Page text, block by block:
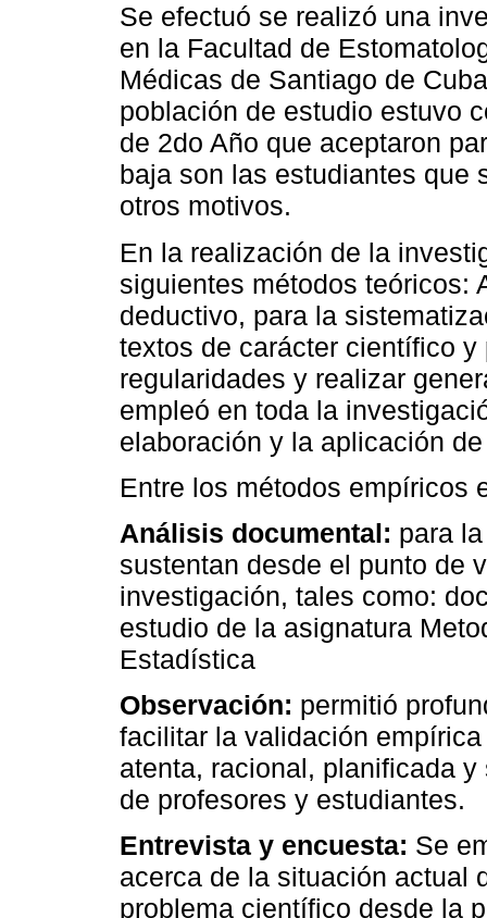
Se efectuó se realizó una
en la Facultad de
Médicas de Santiago de
población de estudio estuvo
de 2do Año que aceptaron
baja son las estudiantes que
otros motivos.
En la realización de la
siguientes métodos teóricos:
deductivo, para la
textos de carácter científico
regularidades y realizar
empleó en toda la
elaboración y la aplicación
Entre los métodos empíricos
Análisis documental: para
sustentan desde el punto de
investigación, tales como:
estudio de la asignatura
Estadística
Observación: permitió
facilitar la validación
atenta, racional, planificada
de profesores y estudiantes.
Entrevista y encuesta: Se
acerca de la situación actual
problema científico desde la